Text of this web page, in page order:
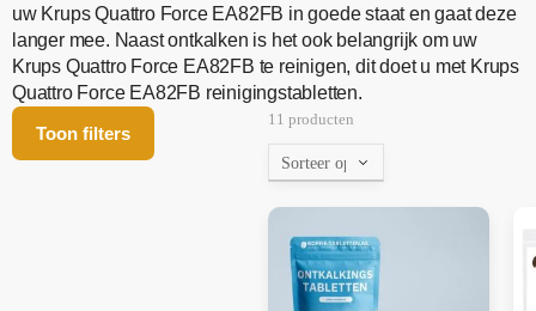
uw Krups Quattro Force EA82FB in goede staat en gaat deze
langer mee. Naast ontkalken is het ook belangrijk om uw
Krups Quattro Force EA82FB te reinigen, dit doet u met Krups
Quattro Force EA82FB reinigingstabletten.
Toon filters
11 producten